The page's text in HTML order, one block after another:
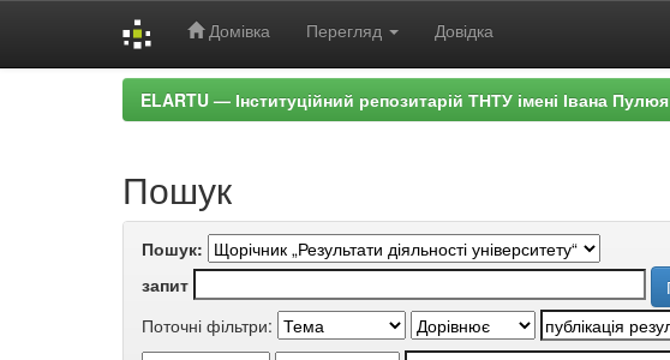
Домівка Перегляд Довідка
ELARTU — Інституційний репозитарій ТНТУ імені Івана Пулюя
Пошук
Пошук:
запит
Поточні фільтри: